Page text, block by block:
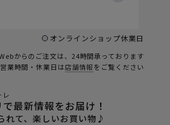
オンラインショップ休業日
からのご注文は、24時間承っております
業時間・休業日は店舗情報をご覧ください
最新情報をお届け！
れて、楽しいお買い物♪